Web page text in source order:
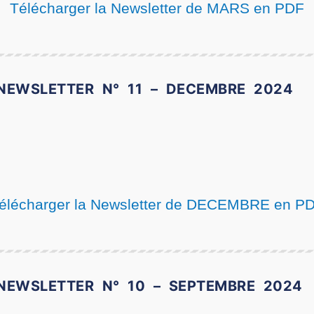
Télécharger la Newsletter de MARS en PDF
N° 11 – DECEMBRE 2024
la Newsletter de DECEMBRE en
N° 10 – SEPTEMBRE 2024